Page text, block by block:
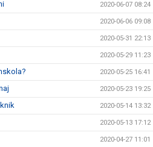
2020-06-07 08:24
2020-06-06 09:08
2020-05-31 22:13
2020-05-29 11:23
2020-05-25 16:41
2020-05-23 19:25
2020-05-14 13:32
2020-05-13 17:12
2020-04-27 11:01